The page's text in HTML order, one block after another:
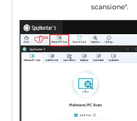
scansione".